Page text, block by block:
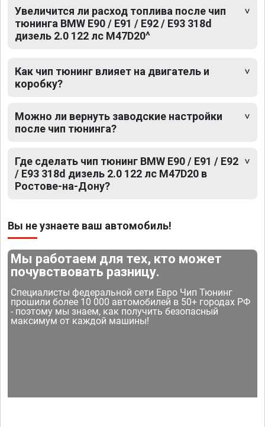
Увеличится ли расход топлива после чип
тюнинга BMW E90 / E91 / E92 / E93 318d
дизель 2.0 122 лс M47D20^
Как чип тюнинг влияет на двигатель и
коробку?
Можно ли вернуть заводские настройки
после чип тюнинга?
Где сделать чип тюнинг BMW E90 / E91 / E92
/ E93 318d дизель 2.0 122 лс M47D20 в
Ростове-на-Дону?
Вы не узнаете ваш автомобиль!
Мы работаем для тех, кто может
почувствовать разницу.
Специалисты федеральной сети Евро Чип Тюнинг
прошили более 10 000 автомобилей в 50+ городах РФ
- поэтому мы знаем, как получить безопасный
максимум от каждой машины!